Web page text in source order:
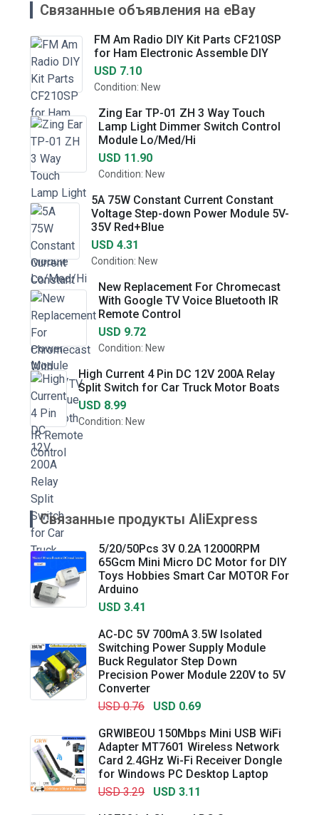
Связанные объявления на eBay
FM Am Radio DIY Kit Parts CF210SP
for Ham Electronic Assemble DIY
USD 7.10
Condition: New
Zing Ear TP-01 ZH 3 Way Touch
Lamp Light Dimmer Switch Control
Module Lo/Med/Hi
USD 11.90
Condition: New
5A 75W Constant Current Constant
Voltage Step-down Power Module 5V-
35V Red+Blue
USD 4.31
Condition: New
New Replacement For Chromecast
With Google TV Voice Bluetooth IR
Remote Control
USD 9.72
Condition: New
High Current 4 Pin DC 12V 200A Relay
Split Switch for Car Truck Motor Boats
USD 8.99
Condition: New
Связанные продукты AliExpress
5/20/50Pcs 3V 0.2A 12000RPM
65Gcm Mini Micro DC Motor for DIY
Toys Hobbies Smart Car MOTOR For
Arduino
USD 3.41
AC-DC 5V 700mA 3.5W Isolated
Switching Power Supply Module
Buck Regulator Step Down
Precision Power Module 220V to 5V
Converter
USD 0.76
USD 0.69
GRWIBEOU 150Mbps Mini USB WiFi
Adapter MT7601 Wireless Network
Card 2.4GHz Wi-Fi Receiver Dongle
for Windows PC Desktop Laptop
USD 3.29
USD 3.11